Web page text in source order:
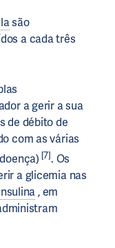
são
a cada três
a gerir a sua
de débito de
com as várias
[7]. Os
a glicemia nas
, em